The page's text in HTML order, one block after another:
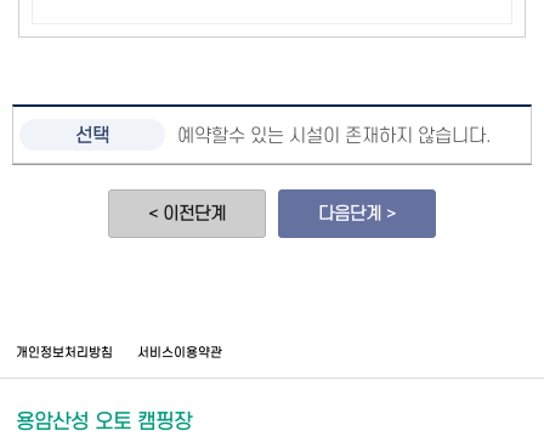
예약할수 있는 시설이 존재하지 않습니다.
< 이전단계 다음단계 >
개인정보처리방침 서비스이용약관
용암산성 오토 캠핑장